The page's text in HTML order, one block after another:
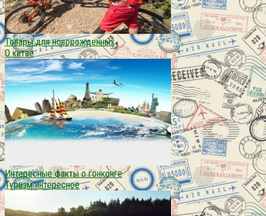
Товары для новорожденных
О китае
Интересные факты о гонконге
Туризм интересное